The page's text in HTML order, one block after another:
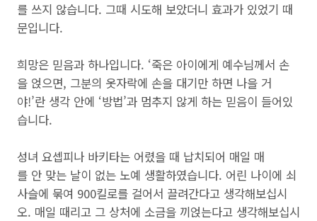
를 쓰지 않습니다. 그때 시도해 보았더니 효과가 있었기 때
문입니다.
희망은 믿음과 하나입니다. ‘죽은 아이에게 예수님께서 손
을 얹으면, 그분의 옷자락에 손을 대기만 하면 나을 거
야!’란 생각 안에 ‘방법’과 멈추지 않게 하는 믿음이 들어있
습니다.
성녀 요셉피나 바키타는 어렸을 때 납치되어 매일 매
를 안 맞는 날이 없는 노예 생활하였습니다. 어린 나이에 쇠
사슬에 묶여 900킬로를 걸어서 끌려간다고 생각해보십시
오. 매일 때리고 그 상처에 소금을 끼얹는다고 생각해보십시